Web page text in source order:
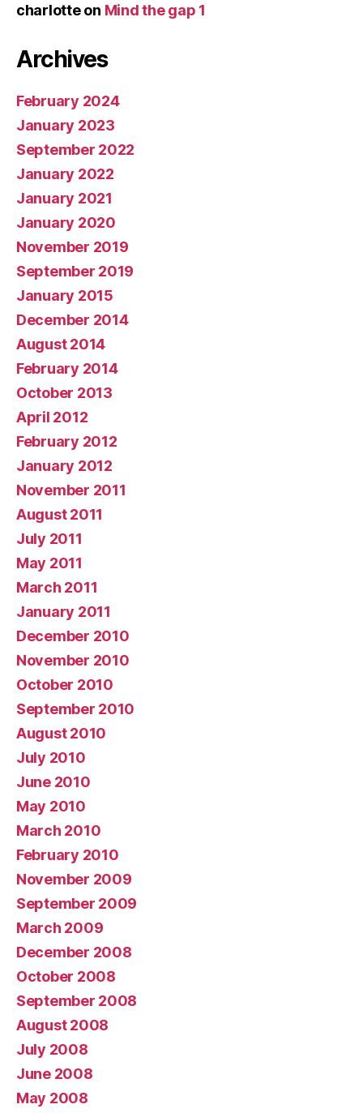
charlotteon Mind the gap 1
Archives
February 2024
January 2023
September 2022
January 2022
January 2021
January 2020
November 2019
September 2019
January 2015
December 2014
August 2014
February 2014
October 2013
April 2012
February 2012
January 2012
November 2011
August 2011
July 2011
May 2011
March 2011
January 2011
December 2010
November 2010
October 2010
September 2010
August 2010
July 2010
June 2010
May 2010
March 2010
February 2010
November 2009
September 2009
March 2009
December 2008
October 2008
September 2008
August 2008
July 2008
June 2008
May 2008